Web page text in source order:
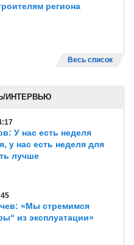
региона
Весь список
ИНТЕРВЬЮ
У нас есть неделя
у нас есть неделя для
лучше
«Мы стремимся
из эксплуатации»